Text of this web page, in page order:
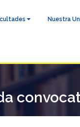
Nuestra